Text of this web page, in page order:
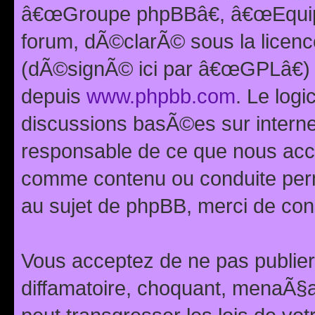
â€œGroupe phpBBâ€,
forum, dÃ©clarÃ© sous la
(dÃ©signÃ© ici par
depuis www.phpbb.com. Le
discussions basÃ©es sur
responsable de ce que nous
comme contenu ou conduite
au sujet de phpBB, merci de
Vous acceptez de ne pas
diffamatoire, choquant,